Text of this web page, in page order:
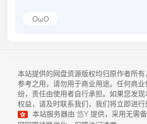
OωO
本站提供的网盘资源版权均归原作者所
参考之用，请勿用于商业用途。任何商
纷，责任由使用者自行承担。如果您发
权益，请及时联系我们，我们将立即进行
本站服务器由 悠Y 提供，采用无需